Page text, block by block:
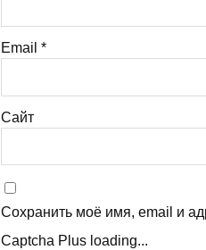
Email *
Сайт
Сохранить моё имя, email и
Captcha Plus loading...